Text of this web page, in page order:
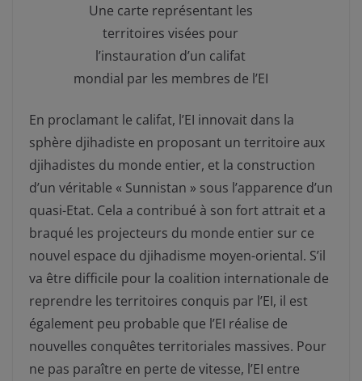
Une carte représentant les
territoires visées pour
l’instauration d’un califat
mondial par les membres de l’EI
En proclamant le califat, l’EI innovait dans la
sphère djihadiste en proposant un territoire aux
djihadistes du monde entier, et la construction
d’un véritable « Sunnistan » sous l’apparence d’un
quasi-Etat. Cela a contribué à son fort attrait et a
braqué les projecteurs du monde entier sur ce
nouvel espace du djihadisme moyen-oriental. S’il
va être difficile pour la coalition internationale de
reprendre les territoires conquis par l’EI, il est
également peu probable que l’EI réalise de
nouvelles conquêtes territoriales massives. Pour
ne pas paraître en perte de vitesse, l’EI entre